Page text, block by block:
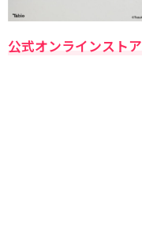
公式オンラインストア